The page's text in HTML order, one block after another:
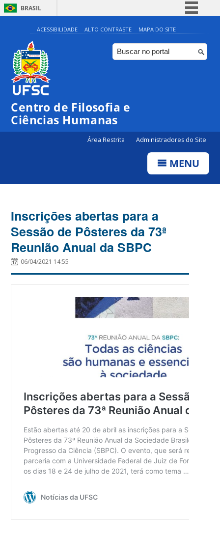
BRASIL
Simplifique!
Comunica BR
Participe
ACESSIBILIDADE ALTO CONTRASTE MAPA DO SITE
Centro de Filosofia e
Ciências Humanas
Área Restrita Administradores do Site
MENU
Inscrições abertas para a
Sessão de Pôsteres da 73ª
Reunião Anual da SBPC
06/04/2021 14:55